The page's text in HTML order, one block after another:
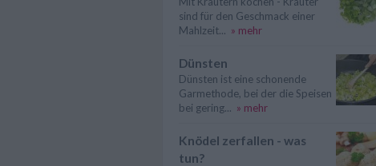
sind für den Geschmack einer
Mahlzeit... » mehr
Dünsten
Dünsten ist eine schonende
Garmethode, bei der die Speisen
bei gering... » mehr
Knödel zerfallen - was
tun?